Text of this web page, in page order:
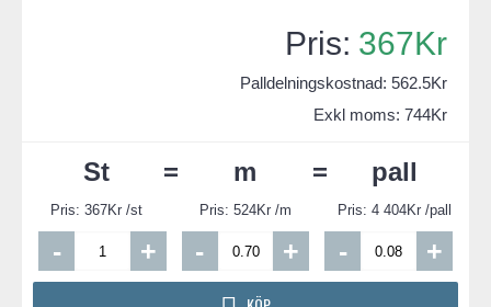
367Kr
Palldelningskostnad: 562.5Kr
Exkl moms: 744Kr
St = m = pall
Pris:367Kr /st Pris: 524Kr /m Pris: 4 404Kr /pall
- + - + - +